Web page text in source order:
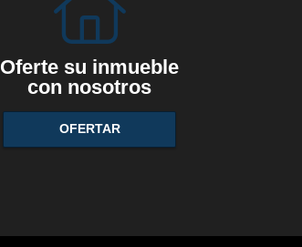
Oferte su inmueble
con nosotros
OFERTAR